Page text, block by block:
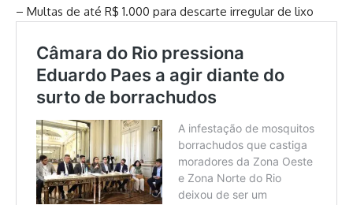
– Multas de até R$ 1.000 para descarte irregular de lixo